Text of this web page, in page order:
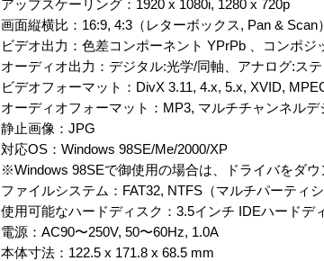
アップスケーリング：1920 x 1080i, 1280 x 720p
画面縦横比：16:9, 4:3（レターボックス, Pan & Scan）
ビデオ出力：色差コンポーネント YPrPb 、コンポジ
オーディオ出力：デジタル:光学/同軸、アナログ:ス
ビデオフォーマット：DivX 3.11, 4.x, 5.x, XVID,
オーディオフォーマット：MP3, マルチチャンネル
静止画像：JPG
対応OS：Windows 98SE/Me/2000/XP
※Windows 98SEで御使用の場合は、ドライバをダウ
ファイルシステム：FAT32, NTFS（マルチパーティシ
使用可能なハードディスク：3.5インチ IDEハードデ
電源：AC90〜250V, 50〜60Hz, 1.0A
本体寸法：122.5 x 171.8 x 68.5 mm